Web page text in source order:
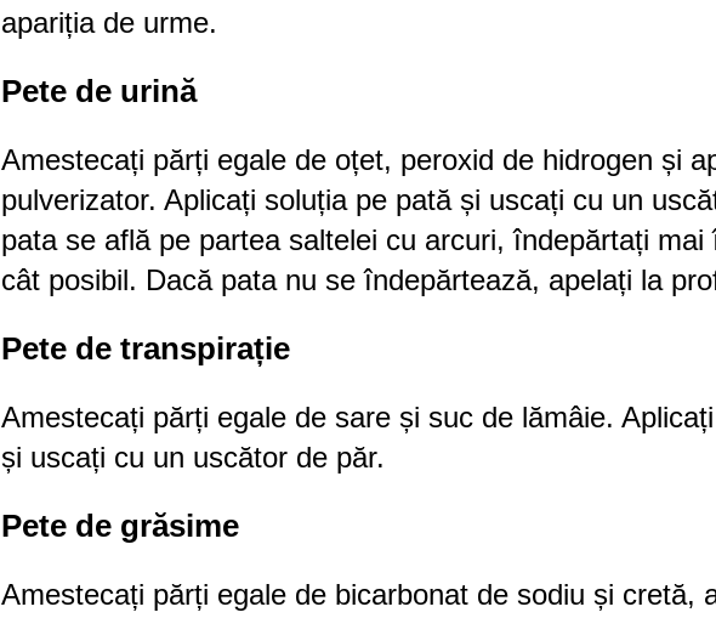
apariția de urme.
Pete de urină
Amestecați părți egale de oțet, peroxid de hidrogen și
pulverizator. Aplicați soluția pe pată și uscați cu un
pata se află pe partea saltelei cu arcuri, îndepărtați mai
cât posibil. Dacă pata nu se îndepărtează, apelați la
Pete de transpirație
Amestecați părți egale de sare și suc de lămâie.
și uscați cu un uscător de păr.
Pete de grăsime
Amestecați părți egale de bicarbonat de sodiu și cretă,